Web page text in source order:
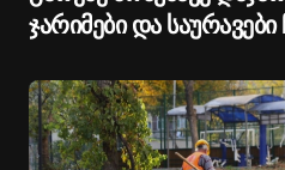
ჯარიმები და